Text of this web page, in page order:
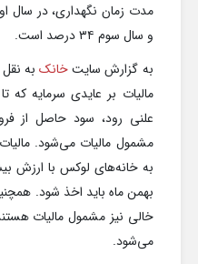
و سال سوم ۳۴ درصد است.
به گزارش سایتخانک به
مالیات بر عایدی سرمایه
علنی رود، سود حاصل از
مشمول مالیات می‌شود.
بهمن ماه باید اخذ شود.
خالی نیز مشمول مالیات
می‌شود.